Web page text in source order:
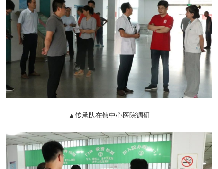
▲传承队在镇中心医院调研